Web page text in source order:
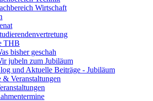
Wirtschaft
THB
bisher geschah
jubeln zum Jubiläum
und Aktuelle Beiträge - Jubiläum
& Veranstaltungen